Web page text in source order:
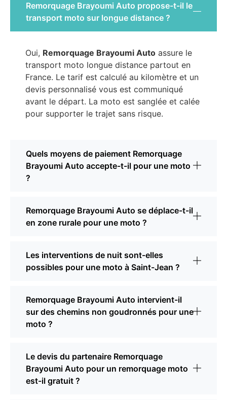
Remorquage Brayoumi Auto propose-t-il le
transport moto sur longue distance ?
Oui, Remorquage Brayoumi Auto assure le
transport moto longue distance partout en
France. Le tarif est calculé au kilomètre et un
devis personnalisé vous est communiqué
avant le départ. La moto est sanglée et calée
pour supporter le trajet sans risque.
Quels moyens de paiement Remorquage
Brayoumi Auto accepte-t-il pour une moto
?
Remorquage Brayoumi Auto se déplace-t-il
en zone rurale pour une moto ?
Les interventions de nuit sont-elles
possibles pour une moto à Saint-Jean ?
Remorquage Brayoumi Auto intervient-il
sur des chemins non goudronnés pour une
moto ?
Le devis du partenaire Remorquage
Brayoumi Auto pour un remorquage moto
est-il gratuit ?